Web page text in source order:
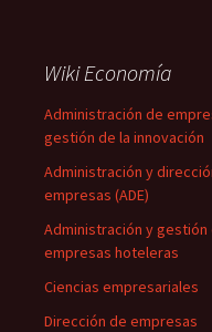
Wiki Economía
Administración de
gestión de la innovación
Administración y
empresas (ADE)
Administración y gestión
empresas hoteleras
Ciencias empresariales
Dirección de empresas